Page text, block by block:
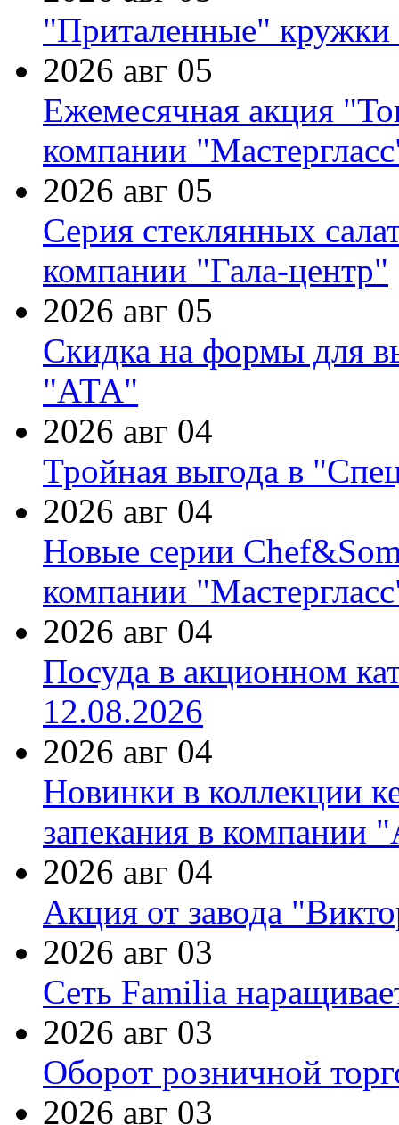
"Приталенные" кружки
2026 авг 05
Ежемесячная акция
компании
2026 авг 05
Серия стеклянных
компании "Гала-центр"
2026 авг 05
Скидка на формы для
"АТА"
2026 авг 04
Тройная выгода в
2026 авг 04
Новые серии
компании
2026 авг 04
Посуда в акционном
12.08.2026
2026 авг 04
Новинки в коллекции
запекания в компании
2026 авг 04
Акция от завода
2026 авг 03
Сеть Familia
2026 авг 03
Оборот розничной
2026 авг 03